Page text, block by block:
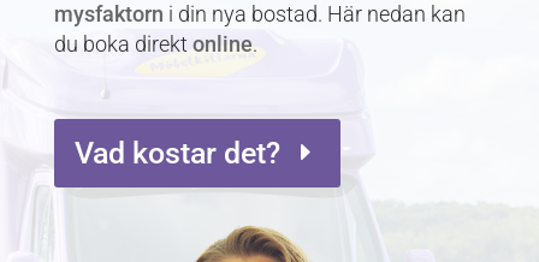
mysfaktorn i din nya bostad. Här nedan kan
du boka direkt online.
Vad kostar det?